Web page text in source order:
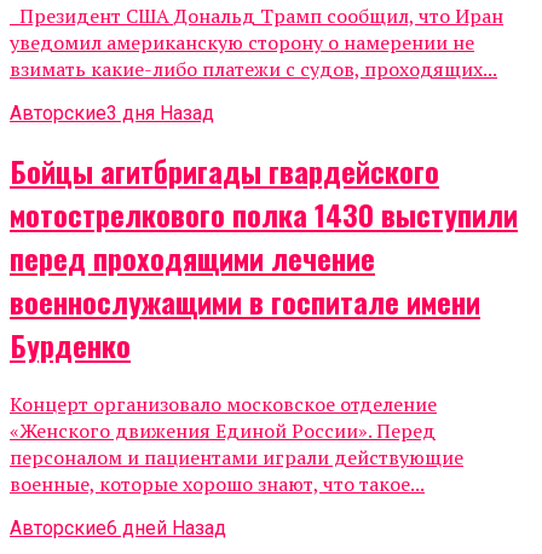
Президент США Дональд Трамп сообщил, что Иран
уведомил американскую сторону о намерении не
взимать какие-либо платежи с судов, проходящих...
Авторские3 дня Назад
Бойцы агитбригады гвардейского
мотострелкового полка 1430 выступили
перед проходящими лечение
военнослужащими в госпитале имени
Бурденко
Концерт организовало московское отделение
«Женского движения Единой России». Перед
персоналом и пациентами играли действующие
военные, которые хорошо знают, что такое...
Авторские6 дней Назад